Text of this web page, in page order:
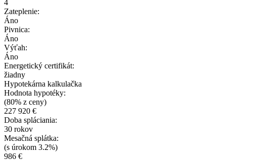
4
Zateplenie:
Áno
Pivnica:
Áno
Výťah:
Áno
Energetický certifikát:
žiadny
Hypotekárna kalkulačka
Hodnota hypotéky:
(80% z ceny)
227 920 €
Doba spláciania:
30 rokov
Mesačná splátka:
(s úrokom 3.2%)
986 €